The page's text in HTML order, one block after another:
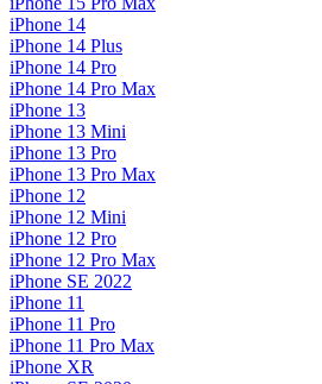
iPhone 14
iPhone 14 Plus
iPhone 14 Pro
iPhone 14 Pro Max
iPhone 13
iPhone 13 Mini
iPhone 13 Pro
iPhone 13 Pro Max
iPhone 12
iPhone 12 Mini
iPhone 12 Pro
iPhone 12 Pro Max
iPhone SE 2022
iPhone 11
iPhone 11 Pro
iPhone 11 Pro Max
iPhone XR